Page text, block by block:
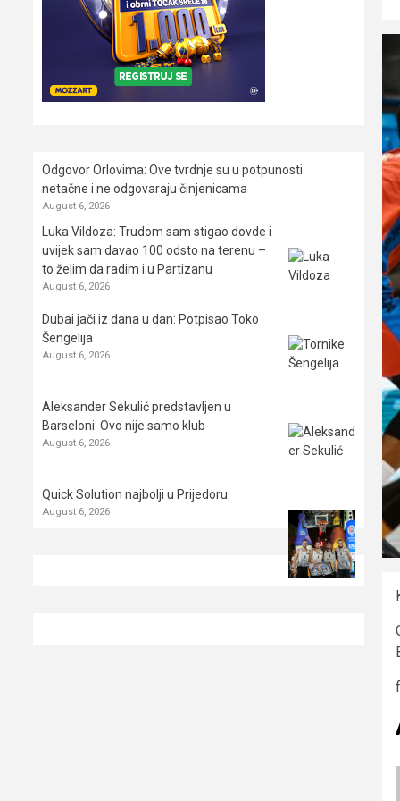
Odgovor Orlovima: ​Ove tvrdnje su u potpunosti
netačne i ne odgovaraju činjenicama
August 6, 2026
Luka Vildoza: Trudom sam stigao dovde i
uvijek sam davao 100 odsto na terenu –
to želim da radim i u Partizanu
August 6, 2026
Dubai jači iz dana u dan: Potpisao Toko
Šengelija
August 6, 2026
Aleksander Sekulić predstavljen u
Barseloni: Ovo nije samo klub
August 6, 2026
Quick Solution najbolji u Prijedoru
August 6, 2026